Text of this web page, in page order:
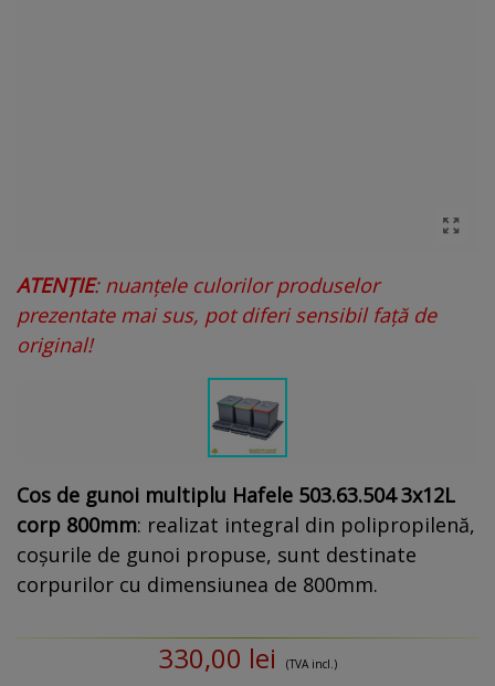
ATENȚIE: nuanțele culorilor produselor
prezentate mai sus, pot diferi sensibil față de
original!
Cos de gunoi multiplu Hafele 503.63.504 3x12L
corp 800mm: realizat integral din polipropilenă,
coșurile de gunoi propuse, sunt destinate
corpurilor cu dimensiunea de 800mm.
330,00 lei (TVA incl.)